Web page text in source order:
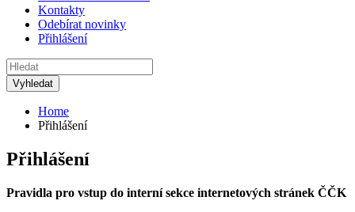
Kontakty
Odebírat novinky
Přihlášení
Home
Přihlášení
Přihlášení
Pravidla pro vstup do interní sekce internetových stránek ČČK